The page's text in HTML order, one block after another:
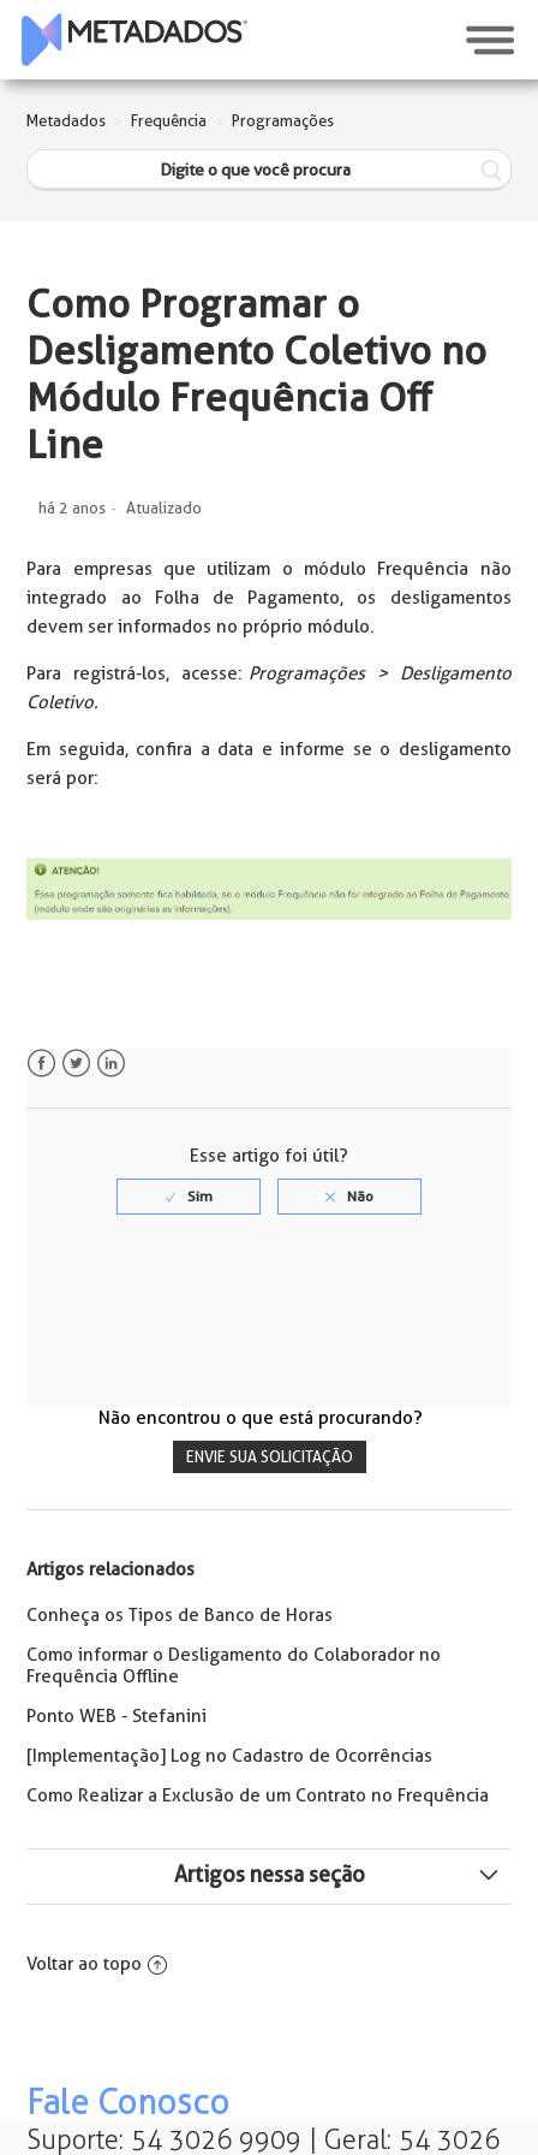
Metadados Frequência Programações
Como Programar o
Desligamento Coletivo no
Módulo Frequência Off
Line
há 2 anos Atualizado
Para empresas que utilizam o módulo Frequência não
integrado ao Folha de Pagamento, os desligamentos
devem ser informados no próprio módulo.
Para registrá-los, acesse: Programações > Desligamento
Coletivo.
Em seguida, confira a data e informe se o desligamento
será por:
Esse artigo foi útil?
Não encontrou o que está procurando?
ENVIE SUA SOLICITAÇÃO
Artigos relacionados
Conheça os Tipos de Banco de Horas
Como informar o Desligamento do Colaborador no
Frequência Offline
Ponto WEB - Stefanini
[Implementação] Log no Cadastro de Ocorrências
Como Realizar a Exclusão de um Contrato no Frequência
Artigos nessa seção
Programação Especial (sem abonar Falta Não
Justificada)
Como Configurar o Abono de Faltas para Cursos de
Jovem/Menor Aprendiz e Estagiário
Voltar ao topo
Fale Conosco
Suporte: 54 3026 9909 | Geral: 54 3026